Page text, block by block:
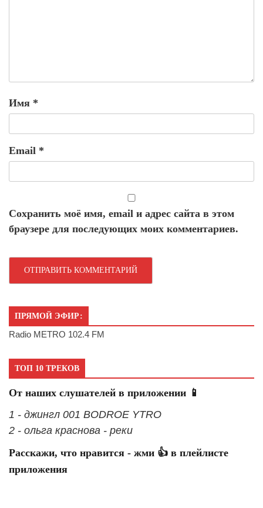
Имя *
Email *
Сохранить моё имя, email и адрес сайта в этом
браузере для последующих моих комментариев.
ПРЯМОЙ ЭФИР:
Radio METRO 102.4 FM
ТОП 10 ТРЕКОВ
От наших слушателей в приложении 📱
1 - джингл 001 BODROE YTRO
2 - ольга краснова - реки
Расскажи, что нравится - жми 👍 в плейлисте
приложения